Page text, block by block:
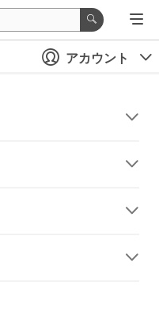
アカウント